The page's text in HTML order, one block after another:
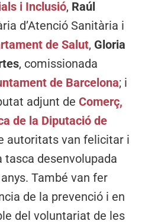
i Inclusió, Raúl
d’Atenció Sanitària i
de Salut, Gloria
, comissionada
de Barcelona; i
adjunt de Comerç,
de la Diputació de
autoritats van felicitar i
tasca desenvolupada
També van fer
de la prevenció i en
del voluntariat de les